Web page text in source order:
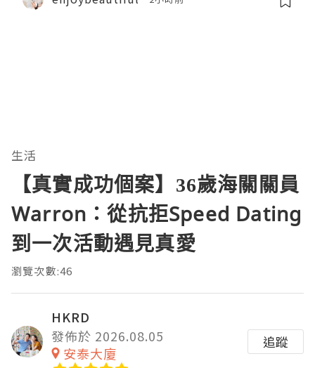
生活
【真實成功個案】36歲海關關員
Warron：從抗拒Speed Dating
到一次活動遇見真愛
瀏覽次數:46
HKRD
發佈於 2026.08.05
安泰大廈
追蹤